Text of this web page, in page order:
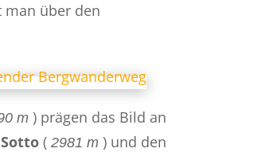
man über den
m ) prägen das Bild an
(2981 m ) und den